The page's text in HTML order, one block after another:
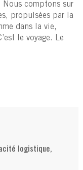
comptons sur
propulsées par la
dans la vie,
le voyage. Le
logistique,